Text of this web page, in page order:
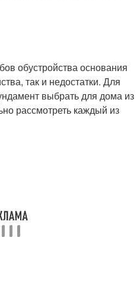
обустройства основания
так и недостатки. Для
выбрать для дома из
рассмотреть каждый из